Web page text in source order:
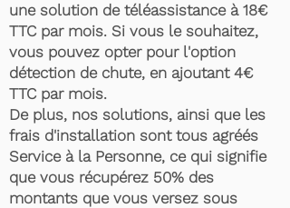
une solution de téléassistance à 18€
TTC par mois. Si vous le souhaitez,
vous pouvez opter pour l'option
détection de chute, en ajoutant 4€
TTC par mois.
De plus, nos solutions, ainsi que les
frais d'installation sont tous agréés
Service à la Personne, ce qui signifie
que vous récupérez 50% des
montants que vous versez sous